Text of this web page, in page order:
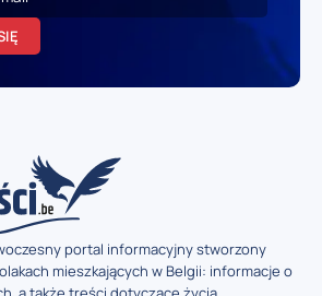
portal informacyjny stworzony
mieszkających w Belgii: informacje o